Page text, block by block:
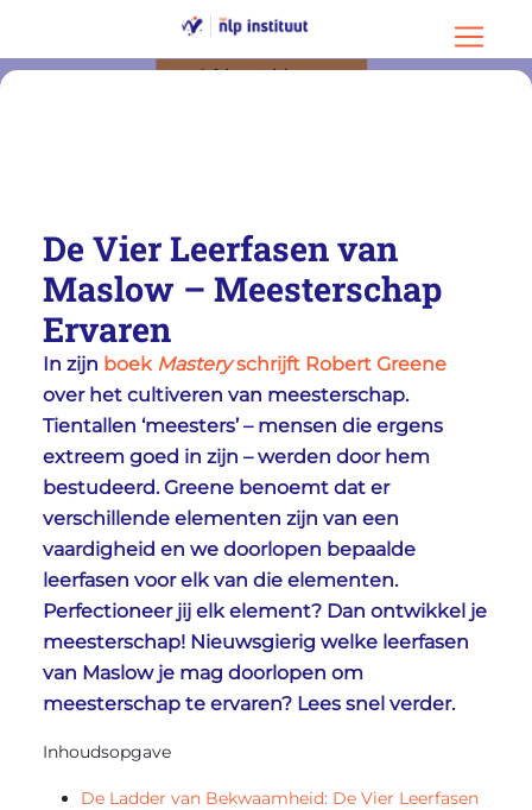
Menu
De Vier Leerfasen van
Maslow – Meesterschap
Ervaren
In zijn boek Masteryschrijft Robert Greene
over het cultiveren van meesterschap.
Tientallen ‘meesters’ – mensen die ergens
extreem goed in zijn – werden door hem
bestudeerd. Greene benoemt dat er
verschillende elementen zijn van een
vaardigheid en we doorlopen bepaalde
leerfasen voor elk van die elementen.
Perfectioneer jij elk element? Dan ontwikkel je
meesterschap! Nieuwsgierig welke leerfasen
van Maslow je mag doorlopen om
meesterschap te ervaren? Lees snel verder.
Inhoudsopgave
De Ladder van Bekwaamheid: De Vier Leerfasen